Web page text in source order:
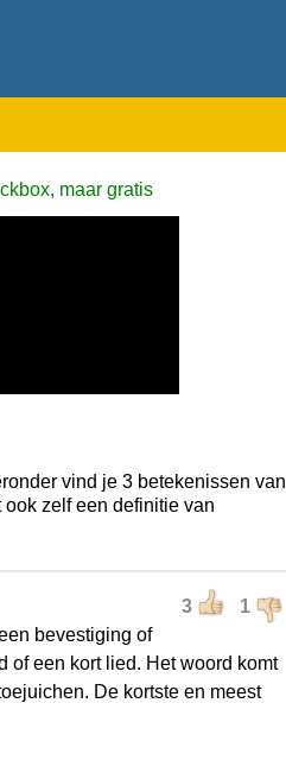
maar gratis
vind je 3 betekenissen van
zelf een definitie van
3 1
bevestiging of
of een kort lied. Het woord komt
De kortste en meest